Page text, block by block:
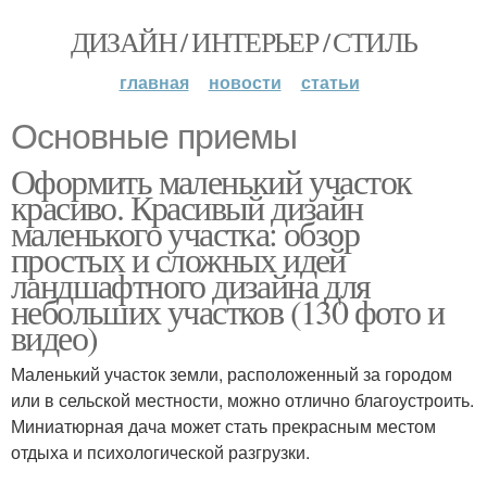
ДИЗАЙН / ИНТЕРЬЕР / СТИЛЬ
главная новости статьи
Основные приемы
Оформить маленький участок
красиво. Красивый дизайн
маленького участка: обзор
простых и сложных идей
ландшафтного дизайна для
небольших участков (130 фото и
видео)
Маленький участок земли, расположенный за городом
или в сельской местности, можно отлично благоустроить.
Миниатюрная дача может стать прекрасным местом
отдыха и психологической разгрузки.